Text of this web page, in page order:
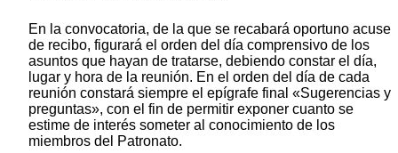
En la convocatoria, de la que se recabará oportuno acuse
de recibo, figurará el orden del día comprensivo de los
asuntos que hayan de tratarse, debiendo constar el día,
lugar y hora de la reunión. En el orden del día de cada
reunión constará siempre el epígrafe final «Sugerencias y
preguntas», con el fin de permitir exponer cuanto se
estime de interés someter al conocimiento de los
miembros del Patronato.